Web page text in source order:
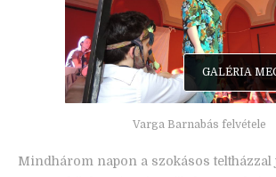
Varga Barnabás felvétele
GALÉRIA
Mindhárom napon a szokásos teltházzal